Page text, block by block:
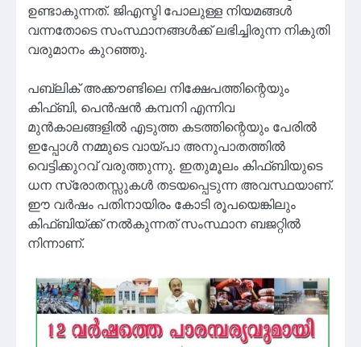
ഉണ്ടാകുന്നത്. ജിഎസ്ടി പോലുള്ള നിയമങ്ങൾ
വന്നതോടെ സംസ്ഥാനങ്ങൾക്ക് ലഭിച്ചിരുന്ന നികുതി
വരുമാനം കുറഞ്ഞു.
പബ്ലിക് അക്കൗണ്ടിലെ നിക്ഷേപത്തിന്റെയും
കിഫ്ബി, പെന്‍ഷന്‍ കമ്പനി എന്നിവ
മുന്‍കാലങ്ങളില്‍ എടുത്ത കടത്തിന്റെയും പേരില്‍
ഇപ്പോള്‍ നമ്മുടെ വായ്പാ അനുപാതത്തില്‍
വെട്ടിക്കുറവ് വരുത്തുന്നു. ഇതുമൂലം കിഫ്ബിയുടെ
ധന സ്രോതസ്സുകള്‍ തടയപ്പെടുന്ന അവസ്ഥയാണ്.
ഈ വര്‍ഷം പതിനായിരം കോടി രൂപയെങ്കിലും
കിഫ്ബിയ്ക്ക് നല്‍കുന്നത് സംസ്ഥാന ബജറ്റില്‍
നിന്നാണ്.